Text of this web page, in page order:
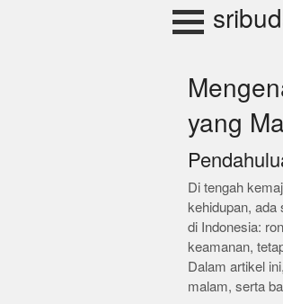
yang
Di tengah
kehidupan,
di Indonesia:
keamanan,
Dalam artikel
malam, serta